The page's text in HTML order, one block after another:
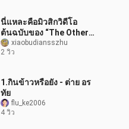
นี่แหละคือมิวสิกวิดีโอ
ต้นฉบับของ “The Other
side of paradise”!
xiaobudiansszhu
2 วิว
1.กินข้าวหรือยัง - ต่าย อร
ทัย
flu_ke2006
4 วิว